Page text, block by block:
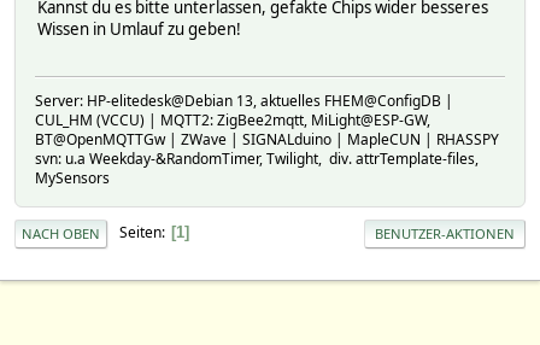
Kannst du es bitte unterlassen, gefakte Chips wider besseres
Wissen in Umlauf zu geben!
Server: HP-elitedesk@Debian 13, aktuelles FHEM@ConfigDB |
CUL_HM (VCCU) | MQTT2: ZigBee2mqtt, MiLight@ESP-GW,
BT@OpenMQTTGw | ZWave | SIGNALduino | MapleCUN | RHASSPY
svn: u.a Weekday-&RandomTimer, Twilight, div. attrTemplate-files,
MySensors
NACH OBEN Seiten 1 BENUTZER-AKTIONEN